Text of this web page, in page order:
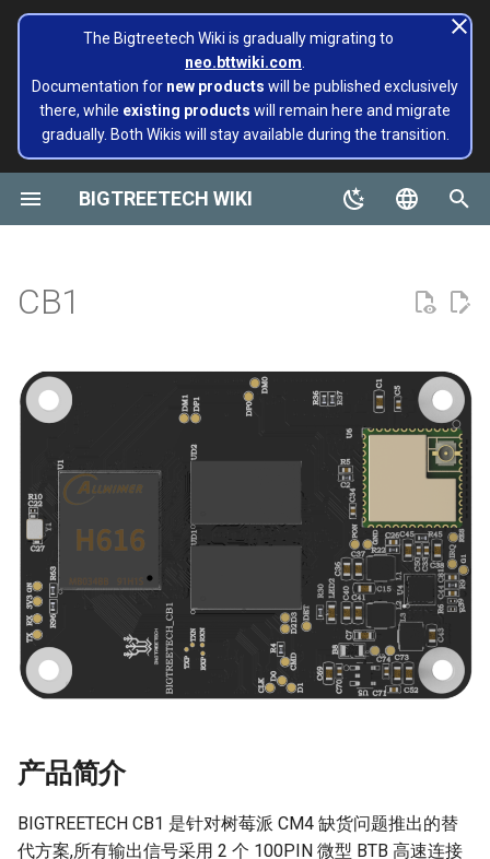
The Bigtreetech Wiki is gradually migrating to
neo.bttwiki.com
Documentation for new products will be published exclusively
there, while existing products will remain here and migrate
gradually. Both Wikis will stay available during the transition.
BIGTREETECH WIKI
简体中文
初
始
化
索
擎
SKR系列 SKR MINI E3
SKR 3 EZ
SKRat
Octopus系列
Octopus
Octopus Pro
EBB系列
EBB 36 CAN
EBB 42 CAN
EBB SB2209 CAN RP2040
EBB36 GEN2 V1.0
EBB42 GEN2 V1.0
U2C
MMB CAN V1.0
MMB CAN V2.0
CNC系列
Kraken系列
KRAKEN V1.0/V1.1
产品简介
功能亮点
产品尺寸
外设接口
40 pin GPIO
2 * 100 pins
软件配置
配置网络
使用网线
Overlays Settings
SSH 连接
TFT43-DIP
TFT35 E3
TFT24
HDMI5
HDMI7 V1.0
HDMI7 V1.2
TMC系列 TMC2130
TMC5160
TMC5160T Plus
TMC5160T Pro V1.0
细分表
EZ系列
EZDriver Connector
EZ2209
EZ31865
ADXL345 V2.0
SKSM
为多台3D打印机安装和配置
Klipper
软件配置
libinput_校准
Panda 系列 Panda Alarm
Panda Aura A1&A1mini&A1
Plus&A1 RGBW
Panda Bamboo Feeder
Panda Belt
Panda Bifrost
Panda Branch
Panda Branch Plus
Panda Breeze
Panda Cooler A1
Extruders
Extruders
Nebula
Hotends
传感器模块
Hermit Crab 2 Series
工具
Sidekick Tool Kit
冷却液
Universal Turbo Kit
Eco Turbo Kit
页面已迁移至 Bigtreetech
Wiki NEO
build palte
MMB CAN V1.0
MMB CAN V2.0
BIGTREETECH Pad5 V2
Panda Claw A1/A1 Mini
Panda Claw P1/X1
Panda Den H2
Panda Hotend Wizard
Panda Status P2
Panda Tap
Panda Vent
BMCU-370
Panda Branch
Pop Series
PopStatus
CB1
产品简介
BIGTREETECH CB1 是针对树莓派 CM4 缺货问题推出的替
代方案,所有输出信号采用 2 个 100PIN 微型 BTB 高速连接